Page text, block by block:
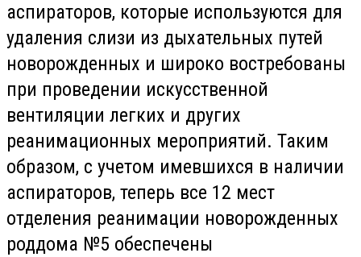
аспираторов, которые используются для
удаления слизи из дыхательных путей
новорожденных и широко востребованы
при проведении искусственной
вентиляции легких и других
реанимационных мероприятий. Таким
образом, с учетом имевшихся в наличии
аспираторов, теперь все 12 мест
отделения реанимации новорожденных
роддома №5 обеспечены